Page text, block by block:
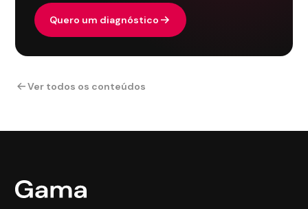
Quero um diagnóstico
Ver todos os conteúdos